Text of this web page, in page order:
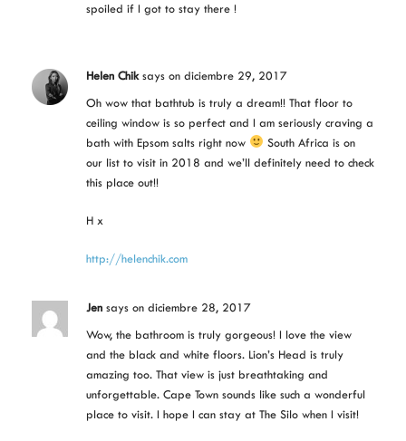
spoiled if I got to stay there !
Helen Chik says on diciembre 29, 2017
Oh wow that bathtub is truly a dream!! That floor to
ceiling window is so perfect and I am seriously craving a
bath with Epsom salts right now
South Africa is on
our list to visit in 2018 and we’ll definitely need to check
this place out!!
H x
http://helenchik.com
Jen says on diciembre 28, 2017
Wow, the bathroom is truly gorgeous! I love the view
and the black and white floors. Lion’s Head is truly
amazing too. That view is just breathtaking and
unforgettable. Cape Town sounds like such a wonderful
place to visit. I hope I can stay at The Silo when I visit!